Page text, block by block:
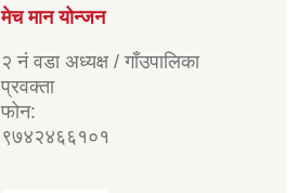
मेच मान योन्जन
२ नं वडा अध्यक्ष / गाँउपालिका
प्रवक्ता
फोन:
९७४२४६६१०१